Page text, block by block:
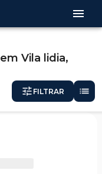
em Vila lidia,
FILTRAR